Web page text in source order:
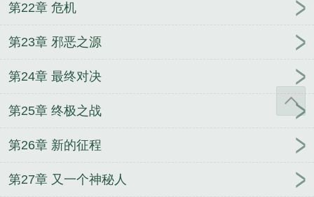
第22章 危机
第23章 邪恶之源
第24章 最终对决
第25章 终极之战
第26章 新的征程
第27章 又一个神秘人